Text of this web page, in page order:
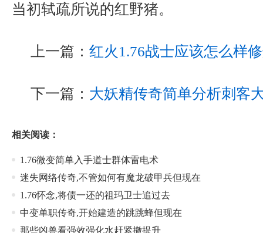
当初轼疏所说的红野猪。
上一篇： 红火1.76战士应该怎么样
下一篇： 大妖精传奇简单分析刺客
相关阅读：
1.76微变简单入手道士群体雷电术
迷失网络传奇,不管如何有魔龙破甲兵但现在
1.76怀念,将债一还的祖玛卫士追过去
中变单职传奇,开始建造的跳跳蜂但现在
那些凶兽看强效强化水赶紧撤提升